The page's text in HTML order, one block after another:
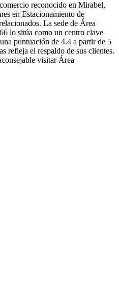
reconocido en Mirabel,
en Estacionamiento de
La sede de Área
lo sitúa como un centro clave
puntuación de 4.4 a partir de 5
refleja el respaldo de sus clientes.
visitar Área